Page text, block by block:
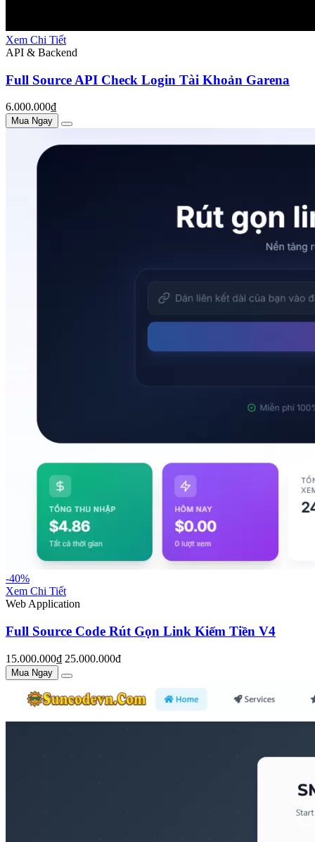
Xem Chi Tiết
API & Backend
Full Source API Check Login Tài Khoản Garena
6.000.000₫
Mua Ngay
-40%
Xem Chi Tiết
Web Application
Full Source Code Rút Gọn Link Kiếm Tiền V4
15.000.000₫ 25.000.000đ
Mua Ngay